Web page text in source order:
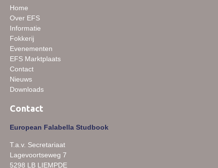
Home
Over EFS
Informatie
Fokkerij
Evenementen
EFS Marktplaats
Contact
Nieuws
Downloads
Contact
European Falabella Studbook
T.a.v. Secretariaat
Lagevoortseweg 7
5298 LB LIEMPDE